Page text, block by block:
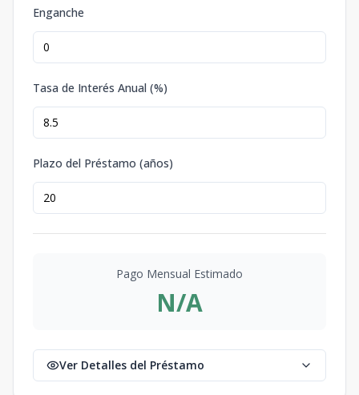
Enganche
Tasa de Interés Anual (%)
Plazo del Préstamo (años)
Pago Mensual Estimado
N/A
Ver Detalles del Préstamo